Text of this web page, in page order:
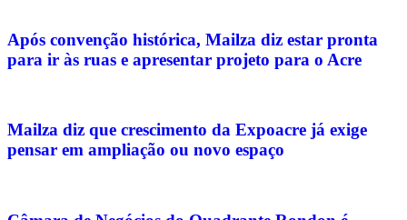
Após convenção histórica, Mailza diz estar pronta
para ir às ruas e apresentar projeto para o Acre
Mailza diz que crescimento da Expoacre já exige
pensar em ampliação ou novo espaço